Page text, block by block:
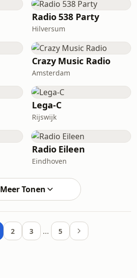
Radio 538 Party
Hilversum
Crazy Music Radio
Amsterdam
Lega-C
Rijswijk
Radio Eileen
Eindhoven
Meer Tonen
2 3 … 5